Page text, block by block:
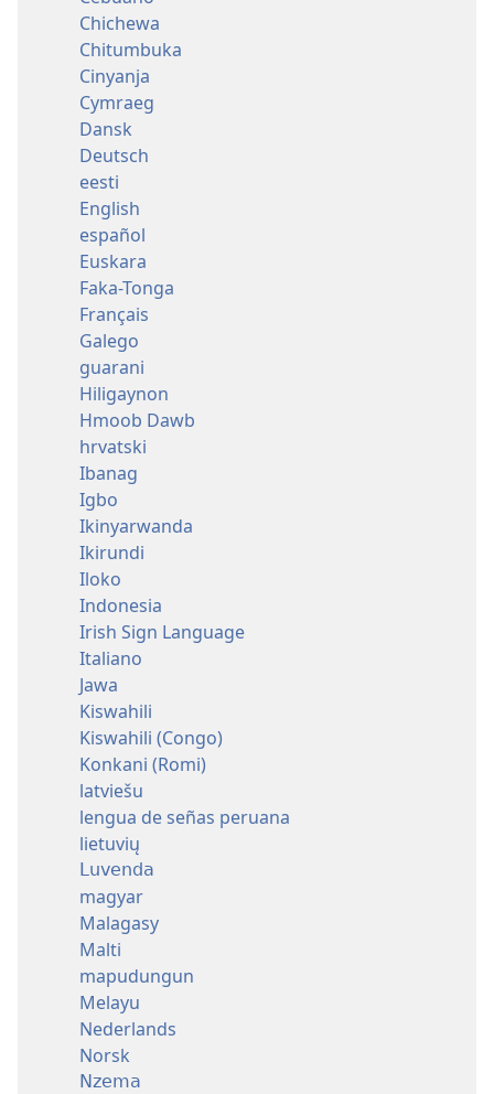
Chichewa
Chitumbuka
Cinyanja
Cymraeg
Dansk
Deutsch
eesti
English
español
Euskara
Faka-Tonga
Français
Galego
guarani
Hiligaynon
Hmoob Dawb
hrvatski
Ibanag
Igbo
Ikinyarwanda
Ikirundi
Iloko
Indonesia
Irish Sign Language
Italiano
Jawa
Kiswahili
Kiswahili (Congo)
Konkani (Romi)
latviešu
lengua de señas peruana
lietuvių
Luvenda
magyar
Malagasy
Malti
mapudungun
Melayu
Nederlands
Norsk
Nzema